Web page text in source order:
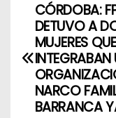
N
a
CÓRDOBA:
DETUVO A
MUJERES QUE
INTEGRABAN
NARCO
BARRANCA